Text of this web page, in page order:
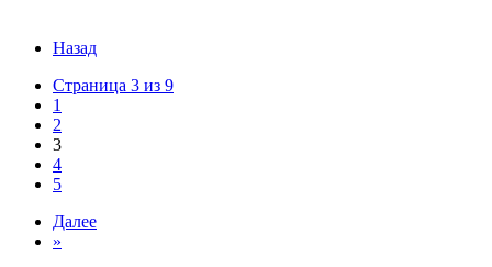
Назад
Страница 3 из 9
1
2
3
4
5
Далее
»